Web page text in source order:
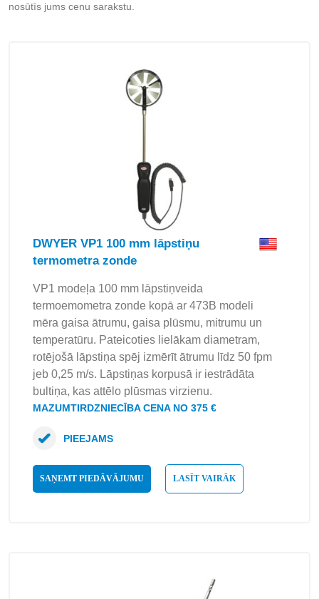
nosūtīs jums cenu sarakstu.
DWYER VP1 100 mm lāpstiņu
termometra zonde
VP1 modeļa 100 mm lāpstiņveida
termoemometra zonde kopā ar 473B modeli
mēra gaisa ātrumu, gaisa plūsmu, mitrumu un
temperatūru. Pateicoties lielākam diametram,
rotējošā lāpstiņa spēj izmērīt ātrumu līdz 50 fpm
jeb 0,25 m/s. Lāpstiņas korpusā ir iestrādāta
bultiņa, kas attēlo plūsmas virzienu.
MAZUMTIRDZNIECĪBA CENA NO 375 €
SAŅEMT PIEDĀVĀJUMU LASĪT VAIRĀK
PIEEJAMS